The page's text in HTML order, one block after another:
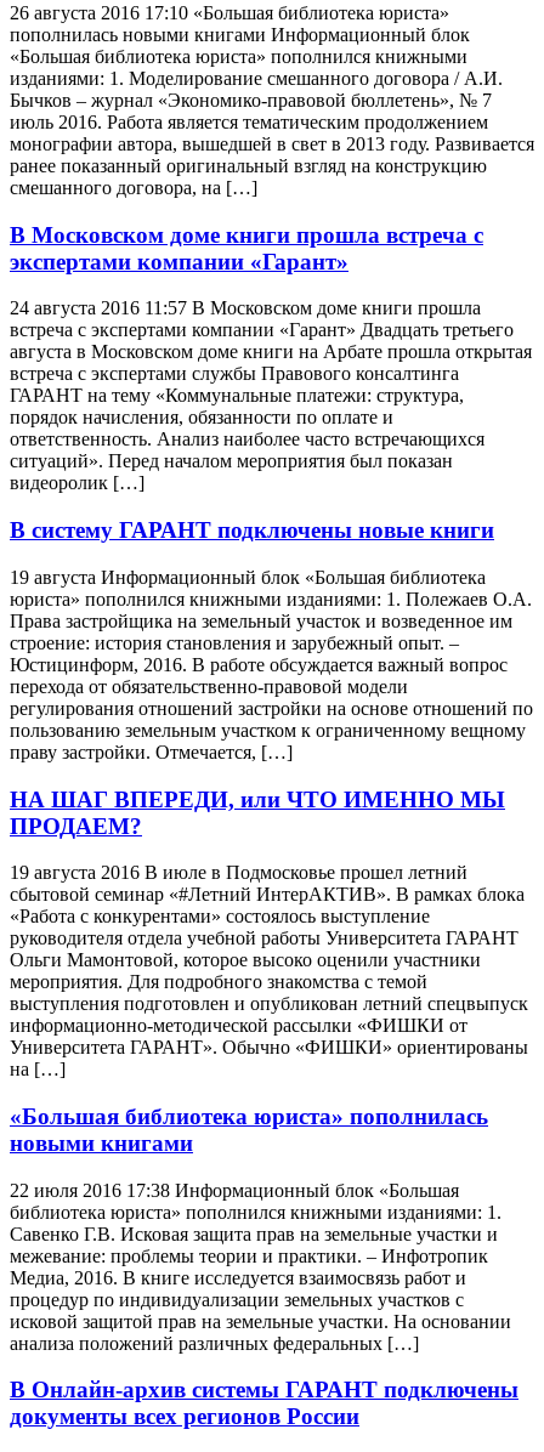
26 августа 2016 17:10 «Большая библиотека юриста»
пополнилась новыми книгами Информационный блок
«Большая библиотека юриста» пополнился книжными
изданиями: 1. Моделирование смешанного договора / А.И.
Бычков – журнал «Экономико-правовой бюллетень», № 7
июль 2016. Работа является тематическим продолжением
монографии автора, вышедшей в свет в 2013 году. Развивается
ранее показанный оригинальный взгляд на конструкцию
смешанного договора, на […]
В Московском доме книги прошла встреча с
экспертами компании «Гарант»
24 августа 2016 11:57 В Московском доме книги прошла
встреча с экспертами компании «Гарант» Двадцать третьего
августа в Московском доме книги на Арбате прошла открытая
встреча с экспертами службы Правового консалтинга
ГАРАНТ на тему «Коммунальные платежи: структура,
порядок начисления, обязанности по оплате и
ответственность. Анализ наиболее часто встречающихся
ситуаций». Перед началом мероприятия был показан
видеоролик […]
В систему ГАРАНТ подключены новые книги
19 августа Информационный блок «Большая библиотека
юриста» пополнился книжными изданиями: 1. Полежаев О.А.
Права застройщика на земельный участок и возведенное им
строение: история становления и зарубежный опыт. –
Юстицинформ, 2016. В работе обсуждается важный вопрос
перехода от обязательственно-правовой модели
регулирования отношений застройки на основе отношений по
пользованию земельным участком к ограниченному вещному
праву застройки. Отмечается, […]
НА ШАГ ВПЕРЕДИ, или ЧТО ИМЕННО МЫ
ПРОДАЕМ?
19 августа 2016 В июле в Подмосковье прошел летний
сбытовой семинар «#Летний ИнтерАКТИВ». В рамках блока
«Работа с конкурентами» состоялось выступление
руководителя отдела учебной работы Университета ГАРАНТ
Ольги Мамонтовой, которое высоко оценили участники
мероприятия. Для подробного знакомства с темой
выступления подготовлен и опубликован летний спецвыпуск
информационно-методической рассылки «ФИШКИ от
Университета ГАРАНТ». Обычно «ФИШКИ» ориентированы
на […]
«Большая библиотека юриста» пополнилась
новыми книгами
22 июля 2016 17:38 Информационный блок «Большая
библиотека юриста» пополнился книжными изданиями: 1.
Савенко Г.В. Исковая защита прав на земельные участки и
межевание: проблемы теории и практики. – Инфотропик
Медиа, 2016. В книге исследуется взаимосвязь работ и
процедур по индивидуализации земельных участков с
исковой защитой прав на земельные участки. На основании
анализа положений различных федеральных […]
В Онлайн-архив системы ГАРАНТ подключены
документы всех регионов России